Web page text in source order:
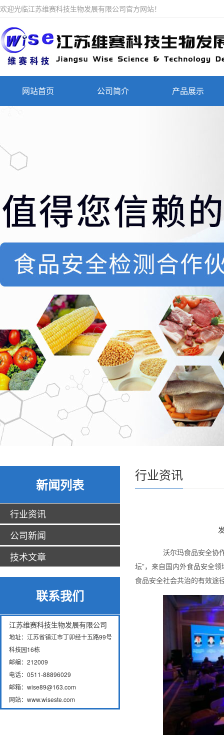
欢迎光临江苏维赛科技生物发展有限公司官方网站！
网站首页 公司简介 产品展示
新闻列表
行业资讯
公司新闻
技术文章
联系我们
江苏维赛科技生物发展有限公司
地址：江苏省镇江市丁卯经十五路99号
科技园16栋
邮编：212009
电话：0511-88896029
邮箱：wise89@163.com
网站：www.wiseste.com
行业资讯
沃尔玛食品安全协作
坛”，来自国内外食品安全
食品安全社会共治的有效途